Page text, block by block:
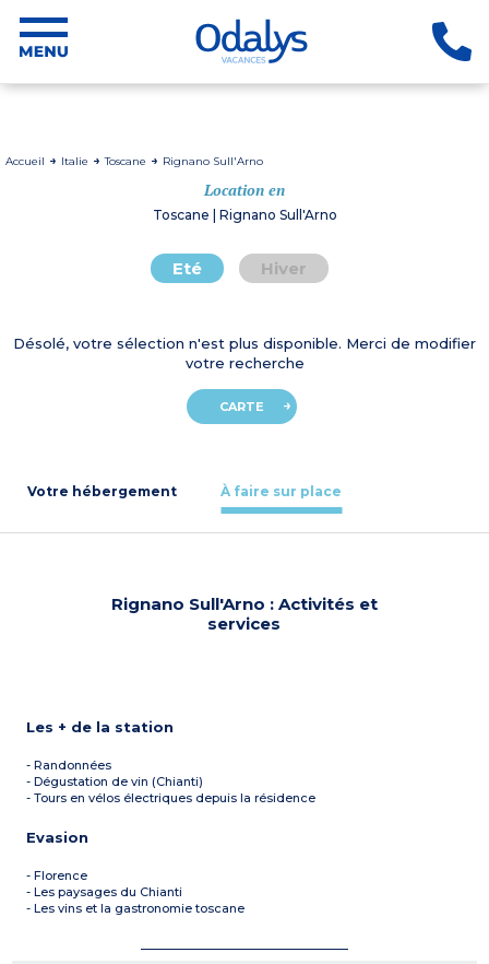
Accueil Italie Toscane Rignano Sull'Arno
Location en
Toscane | Rignano Sull'Arno
Eté Hiver
Désolé, votre sélection n'est plus disponible. Merci de modifier
votre recherche
CARTE
Votre hébergement À faire sur place
Rignano Sull'Arno : Activités et
services
Les + de la station
- Randonnées
- Dégustation de vin (Chianti)
- Tours en vélos électriques depuis la résidence
Evasion
- Florence
- Les paysages du Chianti
- Les vins et la gastronomie toscane